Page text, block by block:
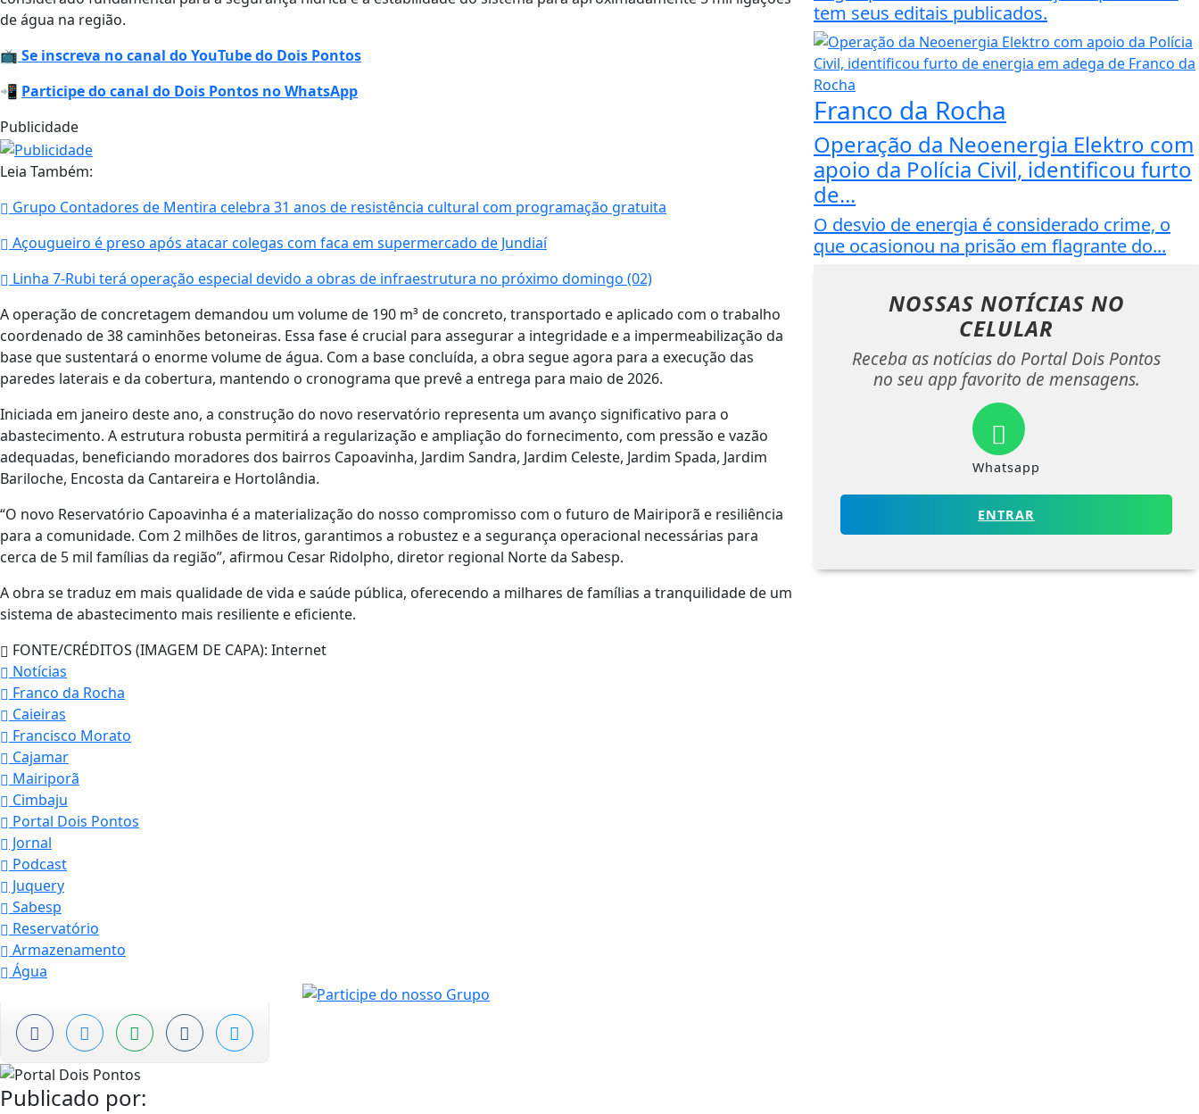
de água na região.
📺 Se inscreva no canal do YouTube do Dois Pontos
📲 Participe do canal do Dois Pontos no WhatsApp
Publicidade
Leia Também:
Grupo Contadores de Mentira celebra 31 anos de resistência cultural com programação gratuita
Açougueiro é preso após atacar colegas com faca em supermercado de Jundiaí
Linha 7-Rubi terá operação especial devido a obras de infraestrutura no próximo domingo (02)
A operação de concretagem demandou um volume de 190 m³ de concreto, transportado e aplicado com o trabalho
coordenado de 38 caminhões betoneiras. Essa fase é crucial para assegurar a integridade e a impermeabilização da
base que sustentará o enorme volume de água. Com a base concluída, a obra segue agora para a execução das
paredes laterais e da cobertura, mantendo o cronograma que prevê a entrega para maio de 2026.
Iniciada em janeiro deste ano, a construção do novo reservatório representa um avanço significativo para o
abastecimento. A estrutura robusta permitirá a regularização e ampliação do fornecimento, com pressão e vazão
adequadas, beneficiando moradores dos bairros Capoavinha, Jardim Sandra, Jardim Celeste, Jardim Spada, Jardim
Bariloche, Encosta da Cantareira e Hortolândia.
“O novo Reservatório Capoavinha é a materialização do nosso compromisso com o futuro de Mairiporã e resiliência
para a comunidade. Com 2 milhões de litros, garantimos a robustez e a segurança operacional necessárias para
cerca de 5 mil famílias da região”, afirmou Cesar Ridolpho, diretor regional Norte da Sabesp.
A obra se traduz em mais qualidade de vida e saúde pública, oferecendo a milhares de famílias a tranquilidade de um
sistema de abastecimento mais resiliente e eficiente.
FONTE/CRÉDITOS (IMAGEM DE CAPA): Internet
Notícias
Franco da Rocha
Caieiras
Francisco Morato
Cajamar
Mairiporã
Cimbaju
Portal Dois Pontos
Jornal
Podcast
Juquery
Sabesp
Reservatório
Armazenamento
Água
Publicado por:
tem seus editais publicados.
Franco da Rocha
Operação da Neoenergia Elektro com
apoio da Polícia Civil, identificou furto
de...
O desvio de energia é considerado crime, o
que ocasionou na prisão em flagrante do...
NOSSAS NOTÍCIAS NO
CELULAR
Receba as notícias do Portal Dois Pontos
no seu app favorito de mensagens.
Whatsapp
ENTRAR